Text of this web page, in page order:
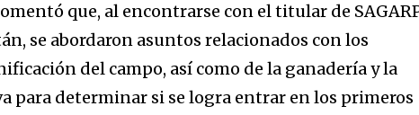
que, al encontrarse con el titular de
se abordaron asuntos relacionados con los
del campo, así como de la ganadería y la
para determinar si se logra entrar en los primeros